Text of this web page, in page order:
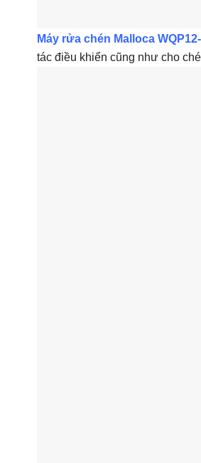
Máy rửa chén Malloca
tác điều khiển cũng như cho